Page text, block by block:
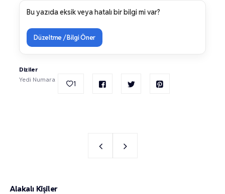
Bu yazıda eksik veya hatalı bir bilgi mi var?
Düzeltme / Bilgi Öner
Diziler
Yedi Numara
1
Alakalı Kişiler